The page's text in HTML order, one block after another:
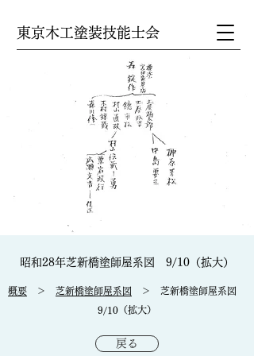
東京木工塗装技能士会
昭和28年芝新橋塗師屋系図 9/10（拡大）
概要 ＞ 芝新橋塗師屋系図 ＞ 芝新橋塗師屋系図
9/10（拡大）
戻る